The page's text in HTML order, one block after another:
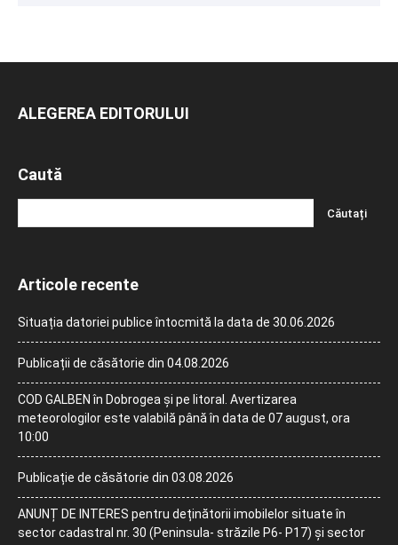
ALEGEREA EDITORULUI
Caută
Articole recente
Situația datoriei publice întocmită la data de 30.06.2026
Publicații de căsătorie din 04.08.2026
COD GALBEN în Dobrogea și pe litoral. Avertizarea
meteorologilor este valabilă până în data de 07 august, ora
10:00
Publicație de căsătorie din 03.08.2026
ANUNȚ DE INTERES pentru deținătorii imobilelor situate în
sector cadastral nr. 30 (Peninsula- străzile P6- P17) și sector